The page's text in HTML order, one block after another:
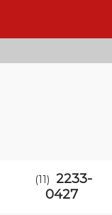
(11) 2233-
0427